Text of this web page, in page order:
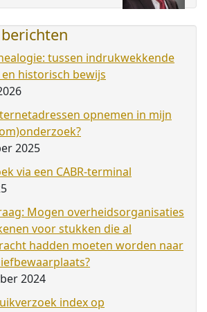
tussen indrukwekkende
historisch bewijs
opnemen in mijn
2025
via een CABR-terminal
Mogen overheidsorganisaties
voor stukken die al
hadden moeten worden naar
2024
index op